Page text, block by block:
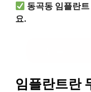
동곡동 임플란
요.
임플란트란